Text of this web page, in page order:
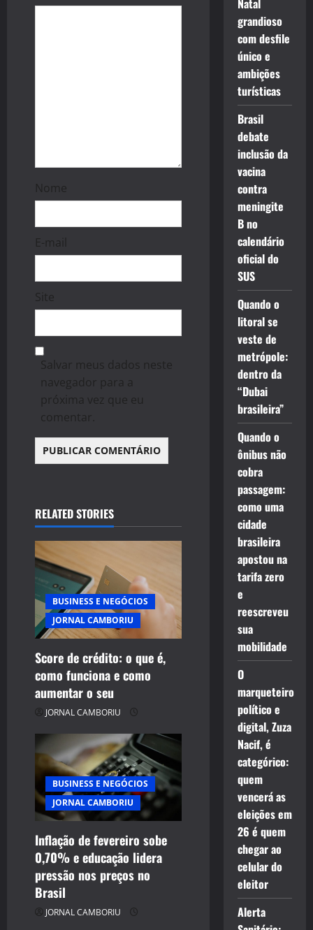
t
Nome
E-mail
Site
Salvar meus dados neste
navegador para a
próxima vez que eu
comentar.
RELATED STORIES
BUSINESS E NEGÓCIOS
JORNAL CAMBORIU
Score de crédito: o que é,
como funciona e como
aumentar o seu
JORNAL CAMBORIU
BUSINESS E NEGÓCIOS
JORNAL CAMBORIU
Inflação de fevereiro sobe
0,70% e educação lidera
pressão nos preços no
Brasil
JORNAL CAMBORIU
Natal
grandioso
com desfile
único e
ambições
turísticas
Brasil
debate
inclusão da
vacina
contra
meningite
B no
calendário
oficial do
SUS
Quando o
litoral se
veste de
metrópole:
dentro da
“Dubai
brasileira”
Quando o
ônibus não
cobra
passagem:
como uma
cidade
brasileira
apostou na
tarifa zero
e
reescreveu
sua
mobilidade
O
marqueteiro
político e
digital, Zuza
Nacif, é
categórico:
quem
vencerá as
eleições em
26 é quem
chegar ao
celular do
eleitor
Alerta